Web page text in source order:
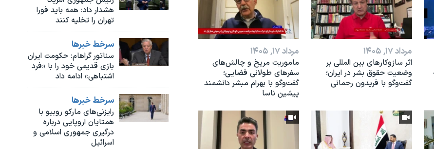
هشدار داد: همه باید فورا
تهران را تخلیه کنند
سرخط خبرها
سناتور گراهام: حکومت ایران
بازی قدیمی خود را با «فرد
اشتباهی» ادامه داد
سرخط خبرها
رایزنی‌های مارکو روبیو با
همتایان اروپایی درباره
درگیری جمهوری اسلامی و
اسرائیل
مرداد ۱۷, ۱۴۰۵
اثر ساز‌و‌کارهای بین المللی بر
وضعیت حقوق بشر در ایران؛
گفت‌وگو با فریدون رحمانی
مرداد ۱۷, ۱۴۰۵
ماموریت مریخ و چالش‌های
سفرهای طولانی فضایی؛
گفت‌وگو با بهرام مبشر دانشمند
پیشین ناسا